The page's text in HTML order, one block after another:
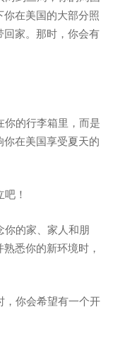
在美国的大部分照
回家。那时，你会有
你的行李箱里，而是
在美国享受夏天的
！
你的家、家人和朋
悉你的新环境时，
，你会希望有一个开